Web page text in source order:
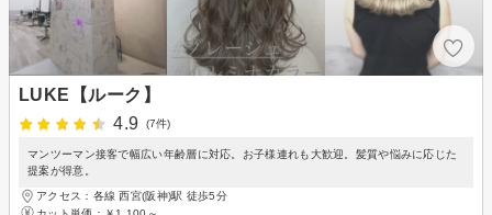
LUKE【ルーク】
4.9
(7件)
マンツーマン接客で幅広い年齢層に対応。お子様連れも大歓迎。髪質や悩みに応じた
提案が得意。
アクセス：各線 西宮(阪神)駅 徒歩5分